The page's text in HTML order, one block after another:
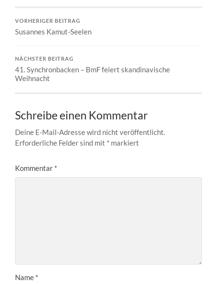
VORHERIGER BEITRAG
Susannes Kamut-Seelen
NÄCHSTER BEITRAG
41. Synchronbacken – BmF feiert skandinavische
Weihnacht
Schreibe einen Kommentar
Deine E-Mail-Adresse wird nicht veröffentlicht.
Erforderliche Felder sind mit * markiert
Kommentar *
Name *